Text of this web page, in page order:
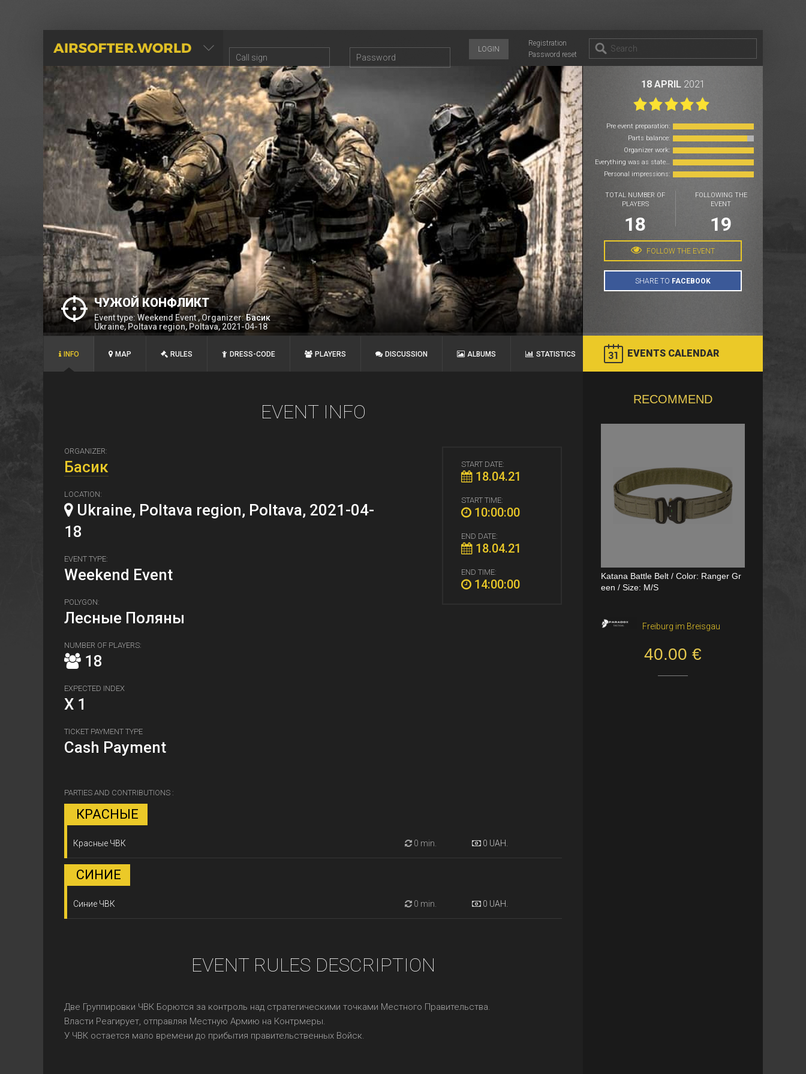
AIRSOFTER.WORLD
Registration
Password reset
LOGIN
18 APRIL2021
Pre event preparation:
Parts balance:
Organizer work:
Everything was as stated:
Personal impressions:
TOTAL NUMBER OF
PLAYERS
18
FOLLOWING THE
EVENT
19
FOLLOW THE EVENT
ЧУЖОЙ КОНФЛИКТ
Event type: Weekend Event , Organizer:Басик
Ukraine, Poltava region, Poltava, 2021-04-18
INFO MAP RULES DRESS-CODE PLAYERS DISCUSSION ALBUMS STATISTICS EVENTS CALENDAR
EVENT INFO
ORGANIZER:
Басик
LOCATION:
Ukraine, Poltava region, Poltava, 2021-04-
18
EVENT TYPE:
Weekend Event
POLYGON:
Лесные Поляны
NUMBER OF PLAYERS:
18
EXPECTED INDEX
X 1
TICKET PAYMENT TYPE
Cash Payment
START DATE:
18.04.21
START TIME:
10:00:00
END DATE:
18.04.21
END TIME:
14:00:00
PARTIES AND CONTRIBUTIONS :
КРАСНЫЕ
Красные ЧВК 0 min. 0 UAH.
СИНИЕ
Синие ЧВК 0 min. 0 UAH.
EVENT RULES DESCRIPTION
Две Группировки ЧВК Борются за контроль над стратегическими точками Местного Правительства.
Власти Реагирует, отправляя Местную Армию на Контрмеры.
У ЧВК остается мало времени до прибытия правительственных Войск.
RECOMMEND
Katana Battle Belt / Color: Ranger Gr
een / Size: M/S
Freiburg im Breisgau
40.00 €
Dual Channel PTT
VerageAirsoft, Borås
550.00 SEK